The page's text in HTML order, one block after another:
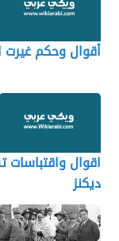
أقوال وحكم غيرت
اقوال واقتباسات
ديكنز